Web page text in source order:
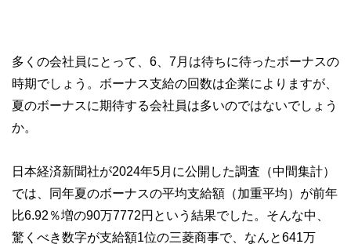
多くの会社員にとって、6、7月は待ちに待ったボーナスの
時期でしょう。ボーナス支給の回数は企業によりますが、
夏のボーナスに期待する会社員は多いのではないでしょう
か。
日本経済新聞社が2024年5月に公開した調査（中間集計）
では、同年夏のボーナスの平均支給額（加重平均）が前年
比6.92％増の90万7772円という結果でした。そんな中、
驚くべき数字が支給額1位の三菱商事で、なんと641万